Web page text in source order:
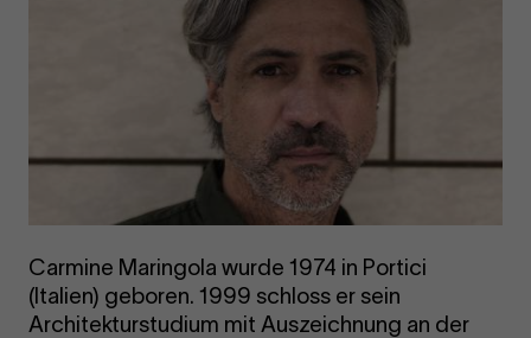
Carmine Maringola wurde 1974 in Portici
(Italien) geboren. 1999 schloss er sein
Architekturstudium mit Auszeichnung an der